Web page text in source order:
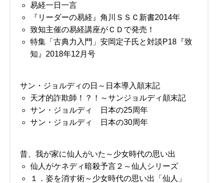
易経一日一言
『リーダーの易経』角川ＳＳＣ新書2014年
致知主催の易経講座がＣＤで発売！
特集「古典力入門」安岡定子氏と対談P18『致
知』2018年12月号
サン・ジョルディの日～日本導入顛末記
天才的詐欺師！？！～サンジョルディ顛末記
サン・ジョルディ 日本の25周年
サン・ジョルディ 日本の30周年
昔、我が家に仙人がいた～少女時代の思い出
仙人がケネディ暗殺予言２～仙人シリーズ
１．姿を消す術～少女時代の思い出「仙人」